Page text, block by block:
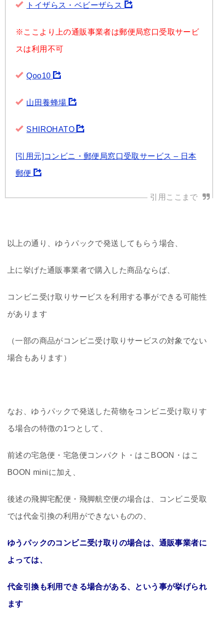
トイザらス・ベビーザらス
※ここより上の通販事業者は郵便局窓口受取サービ
スは利用不可
Qoo10
山田養蜂場
SHIROHATO
[引用元]コンビニ・郵便局窓口受取サービス – 日本
郵便
以上の通り、ゆうパックで発送してもらう場合、
上に挙げた通販事業者で購入した商品ならば、
コンビニ受け取りサービスを利用する事ができる可能性
があります
（一部の商品がコンビニ受け取りサービスの対象でない
場合もあります）
なお、ゆうパックで発送した荷物をコンビニ受け取りす
る場合の特徴の1つとして、
前述の宅急便・宅急便コンパクト・はこBOON・はこ
BOON miniに加え、
後述の飛脚宅配便・飛脚航空便の場合は、コンビニ受取
では代金引換の利用ができないものの、
ゆうパックのコンビニ受け取りの場合は、通販事業者に
よっては、
代金引換も利用できる場合がある、という事が挙げられ
ます